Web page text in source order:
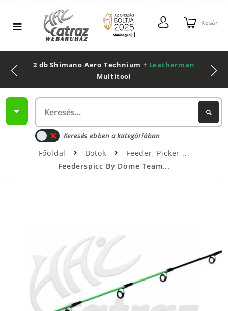
Kosár
2 db Shimano Aero Technium + Leatherman
Multitool
Keresés ebben a kategóriában
Főoldal Botok
Feeder, Picker
Feederspicc By Döme Team...